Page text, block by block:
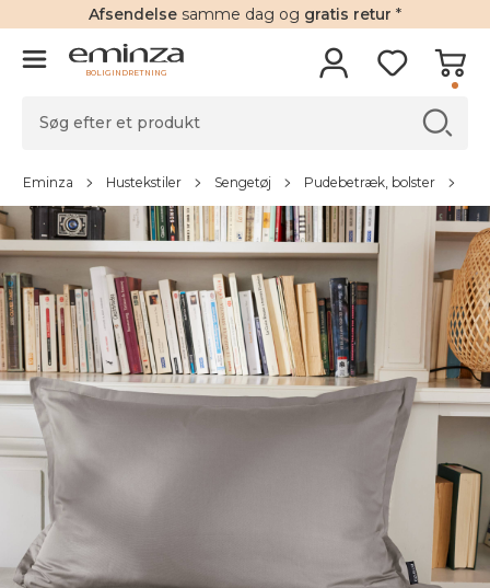
Afsendelse samme dag og gratis retur *
BOLIGINDRETNING
Eminza Hustekstiler Sengetøj Pudebetræk, bolster